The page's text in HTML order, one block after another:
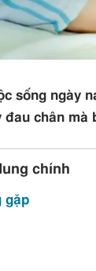
sống ngày
chân mà
chính
gặp